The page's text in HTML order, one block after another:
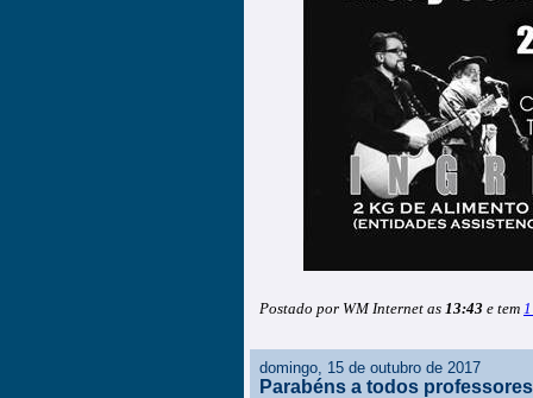
Postado por WM Internet as 13:43 e tem
domingo, 15 de outubro de 2017
Parabéns a todos